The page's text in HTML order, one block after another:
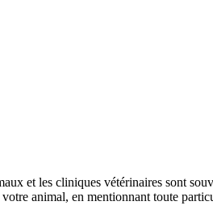
et les cliniques vétérinaires sont
animal, en mentionnant toute